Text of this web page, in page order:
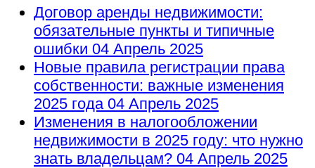
Договор аренды недвижимости:
обязательные пункты и типичные
ошибки 04 Апрель 2025
Новые правила регистрации права
собственности: важные изменения
2025 года 04 Апрель 2025
Изменения в налогообложении
недвижимости в 2025 году: что нужно
знать владельцам? 04 Апрель 2025